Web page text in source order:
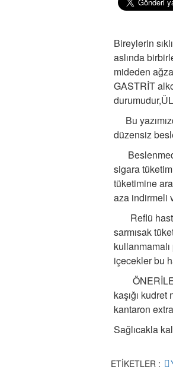
Bireylerin
aslında
mideden
GASTRİT
Bu
düzensiz
sigara
tüketimine
aza indirmeli
Reflü
sarmısak
içecekler bu
kaşığı
kantaron
Sağlıcakla
ETİKETLER :